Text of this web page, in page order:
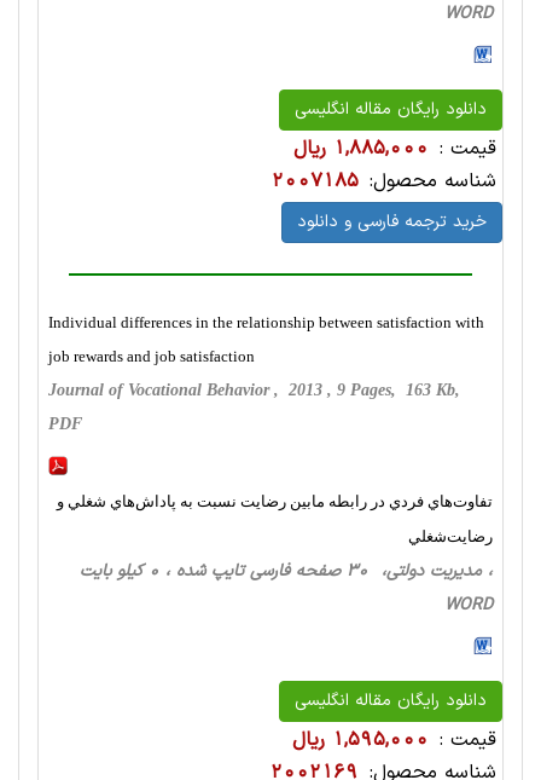
WORD
دانلود رایگان مقاله انگلیسی
قیمت : 1,885,000 ریال
شناسه محصول: 2007185
خرید ترجمه فارسی و دانلود
Individual differences in the relationship between satisfaction with
job rewards and job satisfaction
Journal of Vocational Behavior , 2013 , 9 Pages, 163 Kb,
PDF
تفاوت‌هاي فردي در رابطه مابين رضايت نسبت به پاداش‌هاي شغلي و
رضايت‌شغلي
، مدیریت دولتی، 30 صفحه فارسی تایپ شده ، 0 کیلو بایت
WORD
دانلود رایگان مقاله انگلیسی
قیمت : 1,595,000 ریال
شناسه محصول: 2002169